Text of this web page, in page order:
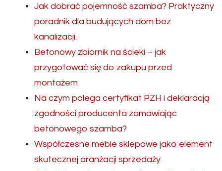
Jak dobrać pojemność szamba? Praktyczny
poradnik dla budujących dom bez
kanalizacji.
Betonowy zbiornik na ścieki – jak
przygotować się do zakupu przed
montażem
Na czym polega certyfikat PZH i deklaracją
zgodności producenta zamawiając
betonowego szamba?
Współczesne meble sklepowe jako element
skutecznej aranżacji sprzedaży